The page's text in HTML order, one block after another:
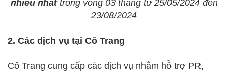
nhiều nhất trong vòng 03 tháng từ 25/05/2024 đến
23/08/2024
2. Các dịch vụ tại Cô Trang
Cô Trang cung cấp các dịch vụ nhằm hỗ trợ PR,